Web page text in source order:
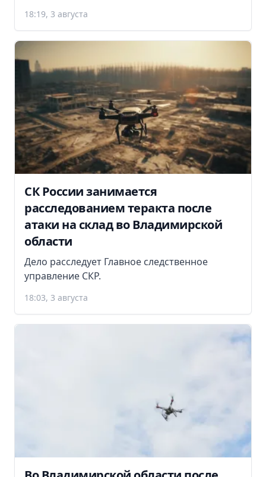
18:19, 3 августа
СК России занимается
расследованием теракта после
атаки на склад во Владимирской
области
Дело расследует Главное следственное
управление СКР.
18:03, 3 августа